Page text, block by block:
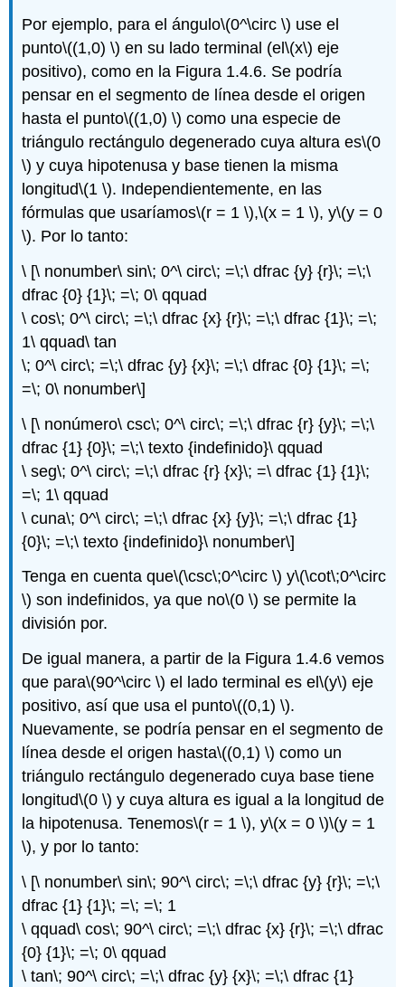
Por ejemplo, para el ángulo\(0^\circ \) use el
punto\((1,0) \) en su lado terminal (el\(x\) eje
positivo), como en la Figura 1.4.6. Se podría
pensar en el segmento de línea desde el origen
hasta el punto\((1,0) \) como una especie de
triángulo rectángulo degenerado cuya altura es\(0
\) y cuya hipotenusa y base tienen la misma
longitud\(1 \). Independientemente, en las
fórmulas que usaríamos\(r = 1 \),\(x = 1 \), y\(y = 0
\). Por lo tanto:
\ [\ nonumber\ sin\; 0^\ circ\; =\;\ dfrac {y} {r}\; =\;\
dfrac {0} {1}\; =\; 0\ qquad
\ cos\; 0^\ circ\; =\;\ dfrac {x} {r}\; =\;\ dfrac {1}\; =\;
1\ qquad\ tan
\; 0^\ circ\; =\;\ dfrac {y} {x}\; =\;\ dfrac {0} {1}\; =\;
=\; 0\ nonumber\]
\ [\ nonúmero\ csc\; 0^\ circ\; =\;\ dfrac {r} {y}\; =\;\
dfrac {1} {0}\; =\;\ texto {indefinido}\ qquad
\ seg\; 0^\ circ\; =\;\ dfrac {r} {x}\; =\ dfrac {1} {1}\;
=\; 1\ qquad
\ cuna\; 0^\ circ\; =\;\ dfrac {x} {y}\; =\;\ dfrac {1}
{0}\; =\;\ texto {indefinido}\ nonumber\]
Tenga en cuenta que\(\csc\;0^\circ \) y\(\cot\;0^\circ
\) son indefinidos, ya que no\(0 \) se permite la
división por.
De igual manera, a partir de la Figura 1.4.6 vemos
que para\(90^\circ \) el lado terminal es el\(y\) eje
positivo, así que usa el punto\((0,1) \).
Nuevamente, se podría pensar en el segmento de
línea desde el origen hasta\((0,1) \) como un
triángulo rectángulo degenerado cuya base tiene
longitud\(0 \) y cuya altura es igual a la longitud de
la hipotenusa. Tenemos\(r = 1 \), y\(x = 0 \)\(y = 1
\), y por lo tanto:
\ [\ nonumber\ sin\; 90^\ circ\; =\;\ dfrac {y} {r}\; =\;\
dfrac {1} {1}\; =\; =\; 1
\ qquad\ cos\; 90^\ circ\; =\;\ dfrac {x} {r}\; =\;\ dfrac
{0} {1}\; =\; 0\ qquad
\ tan\; 90^\ circ\; =\;\ dfrac {y} {x}\; =\;\ dfrac {1}